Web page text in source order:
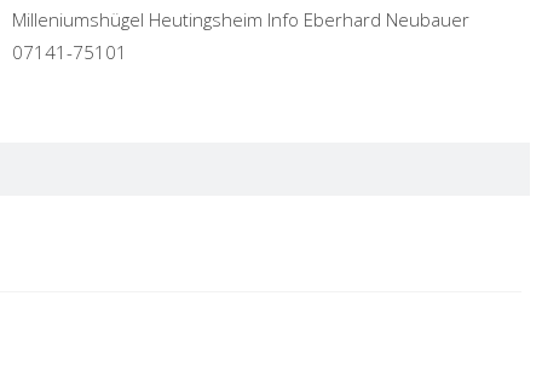
Milleniumshügel Heutingsheim Info Eberhard Neubauer
07141-75101